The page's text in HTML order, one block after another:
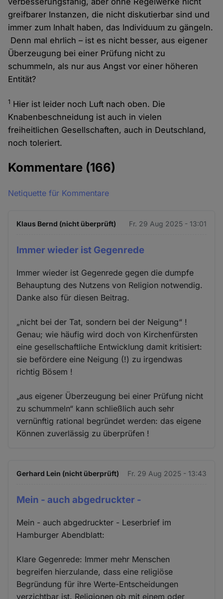
greifbarer Instanzen, die nicht diskutierbar sind und
immer zum Inhalt haben, das Individuum zu gängeln.
Denn mal ehrlich – ist es nicht besser, aus eigener
Überzeugung bei einer Prüfung nicht zu
schummeln, als nur aus Angst vor einer höheren
Entität?
1 Hier ist leider noch Luft nach oben. Die
Knabenbeschneidung ist auch in vielen
freiheitlichen Gesellschaften, auch in Deutschland,
noch toleriert.
Kommentare (166)
Netiquette für Kommentare
Klaus Bernd (nicht überprüft) Fr. 29 Aug 2025 - 13:01
Immer wieder ist Gegenrede
Immer wieder ist Gegenrede gegen die dumpfe
Behauptung des Nutzens von Religion notwendig.
Danke also für diesen Beitrag.
„nicht bei der Tat, sondern bei der Neigung“ !
Genau; wie häufig wird doch von Kirchenfürsten
eine gesellschaftliche Entwicklung damit kritisiert:
sie befördere eine Neigung (!) zu irgendwas
richtig Bösem !
„aus eigener Überzeugung bei einer Prüfung nicht
zu schummeln“ kann schließlich auch sehr
vernünftig rational begründet werden: das eigene
Können zuverlässig zu überprüfen !
Gerhard Lein (nicht überprüft) Fr. 29 Aug 2025 - 13:43
Mein - auch abgedruckter -
Mein - auch abgedruckter - Leserbrief im
Hamburger Abendblatt:
Klare Gegenrede: Immer mehr Menschen
begreifen hierzulande, dass eine religiöse
Begründung für ihre Werte-Entscheidungen
verzichtbar ist. Religionen ob mit einem oder